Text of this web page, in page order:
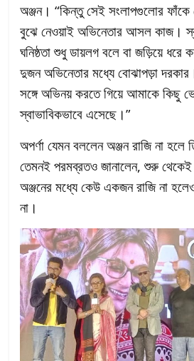
অঞ্জন। “কিন্তু সেই সংলাপগুলোর ফাঁকে
বুঝে নেওয়াই অভিনেতার আসল কাজ।
ঘনিষ্ঠতা শুধু ডায়লগ বলে বা জড়িয়ে ধরে
দুজন অভিনেতার মধ্যে বোঝাপড়া
সঙ্গে অভিনয় করতে গিয়ে আমাকে কিছু
স্বাভাবিকভাবে এসেছে।”
অপর্ণা যেমন বললেন অঞ্জন রাজি না হলে
তেমনই পরমব্রতও জানালেন, শুরু থেকেই
অঞ্জনের মধ্যে কেউ একজন রাজি না
না।